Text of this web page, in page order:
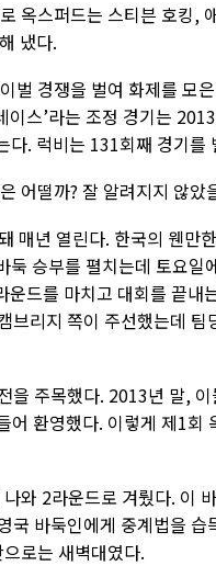
옥스퍼드는 스티븐 호킹,
냈다.
벌 경쟁을 벌여 화제를 모
스’라는 조정 경기는
. 럭비는 131회째 경기를
어떨까? 잘 알려지지 않았
매년 열린다. 한국의 웬만
승부를 펼치는데 토요일
드를 마치고 대회를 끝내
리지 쪽이 주선했는데
주목했다. 2013년 말,
환영했다. 이렇게 제1회
와 2라운드로 겨뤘다. 이
바둑인에게 중계법을 습
로는 새벽대였다.